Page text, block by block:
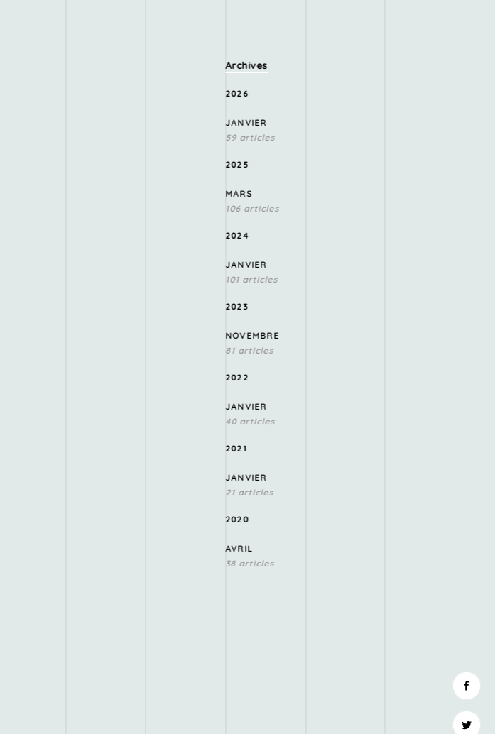
Archives
2026
JANVIER
59 articles
2025
MARS
106 articles
2024
JANVIER
101 articles
2023
NOVEMBRE
81 articles
2022
JANVIER
40 articles
2021
JANVIER
21 articles
2020
AVRIL
38 articles